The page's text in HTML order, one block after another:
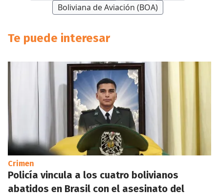
Boliviana de Aviación (BOA)
Te puede interesar
Crimen
Policía vincula a los cuatro bolivianos
abatidos en Brasil con el asesinato del